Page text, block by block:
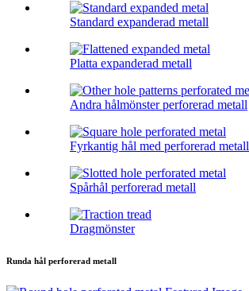
Standard expanderad metall
Platta expanderad metall
Andra hålmönster perforerad metall
Fyrkantig hål med perforerad metall
Spårhål perforerad metall
Dragmönster
Runda hål perforerad metall